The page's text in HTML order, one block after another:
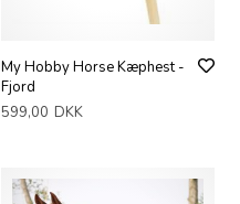
My Hobby Horse Kæphest -
Fjord
599,00 DKK